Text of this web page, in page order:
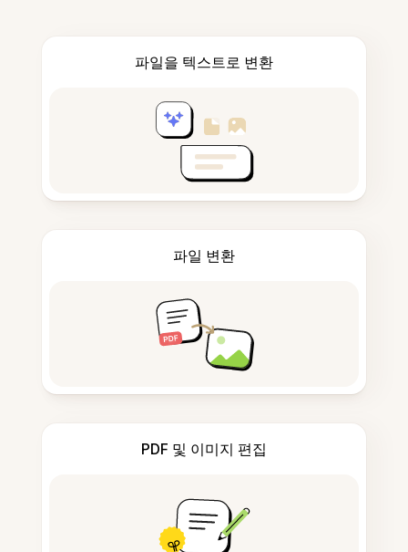
파일을 텍스트로 변환
파일 변환
PDF 및 이미지 편집